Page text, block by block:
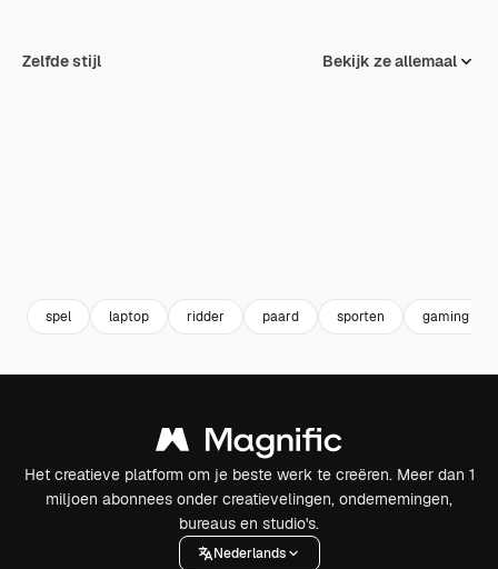
Zelfde stijl Bekijk ze allemaal
spel laptop ridder paard sporten gaming
Het creatieve platform om je beste werk te creëren. Meer dan 1
miljoen abonnees onder creatievelingen, ondernemingen,
bureaus en studio's.
Nederlands